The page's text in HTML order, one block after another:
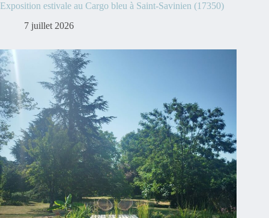
Exposition estivale au Cargo bleu à Saint-Savinien (17350)
7 juillet 2026